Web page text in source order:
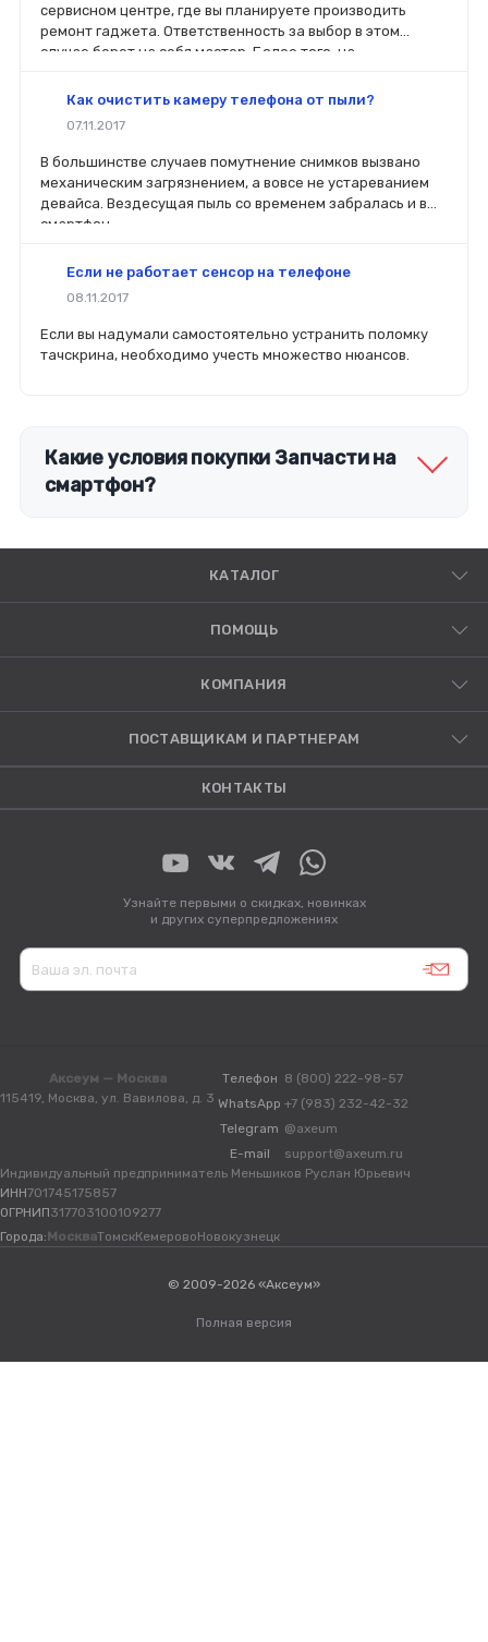
сервисном центре, где вы планируете производить
ремонт гаджета. Ответственность за выбор в этом
случае берет на себя мастер. Более того, на
вы планируете делать ремонт самостоятельно, то выбор
перед покупкой нового модуля старый был в руках. Так
легче сориентироваться в разъемах, элементах
крепления, электрических параметрах и прочих
характеристиках.
Как очистить камеру телефона от пыли?
07.11.2017
В большинстве случаев помутнение снимков вызвано
механическим загрязнением, а вовсе не устареванием
девайса. Вездесущая пыль со временем забралась и в
смартфон.
Если не работает сенсор на телефоне
08.11.2017
Если вы надумали самостоятельно устранить поломку
тачскрина, необходимо учесть множество нюансов.
Какие условия покупки Запчасти на
смартфон?
КАТАЛОГ
ПОМОЩЬ
КОМПАНИЯ
ПОСТАВЩИКАМ И ПАРТНЕРАМ
КОНТАКТЫ
Узнайте первыми о скидках, новинках
и других суперпредложениях
Аксеум — Москва
115419, Москва, ул. Вавилова, д. 3
Телефон 8 (800) 222-98-57
WhatsApp +7 (983) 232-42-32
Telegram @axeum
E-mail
support@axeum.ru
Индивидуальный предприниматель Меньшиков Руслан Юрьевич
ИНН701745175857
ОГРНИП317703100109277
Города: МоскваТомскКемеровоНовокузнецк
© 2009-2026 «Аксеум»
Полная версия